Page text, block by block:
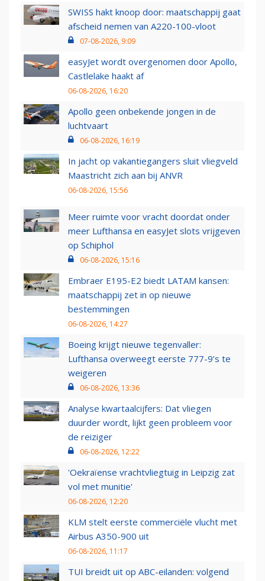
SWISS hakt knoop door: maatschappij gaat
afscheid nemen van A220-100-vloot
07-08-2026, 9:09
easyJet wordt overgenomen door Apollo,
Castlelake haakt af
06-08-2026, 16:20
Apollo geen onbekende jongen in de
luchtvaart
06-08-2026, 16:19
In jacht op vakantiegangers sluit vliegveld
Maastricht zich aan bij ANVR
06-08-2026, 15:56
Meer ruimte voor vracht doordat onder
meer Lufthansa en easyJet slots vrijgeven
op Schiphol
06-08-2026, 15:16
Embraer E195-E2 biedt LATAM kansen:
maatschappij zet in op nieuwe
bestemmingen
06-08-2026, 14:27
Boeing krijgt nieuwe tegenvaller:
Lufthansa overweegt eerste 777-9’s te
weigeren
06-08-2026, 13:36
Analyse kwartaalcijfers: Dat vliegen
duurder wordt, lijkt geen probleem voor
de reiziger
06-08-2026, 12:22
'Oekraïense vrachtvliegtuig in Leipzig zat
vol met munitie'
06-08-2026, 12:20
KLM stelt eerste commerciële vlucht met
Airbus A350-900 uit
06-08-2026, 11:17
TUI breidt uit op ABC-eilanden: volgend